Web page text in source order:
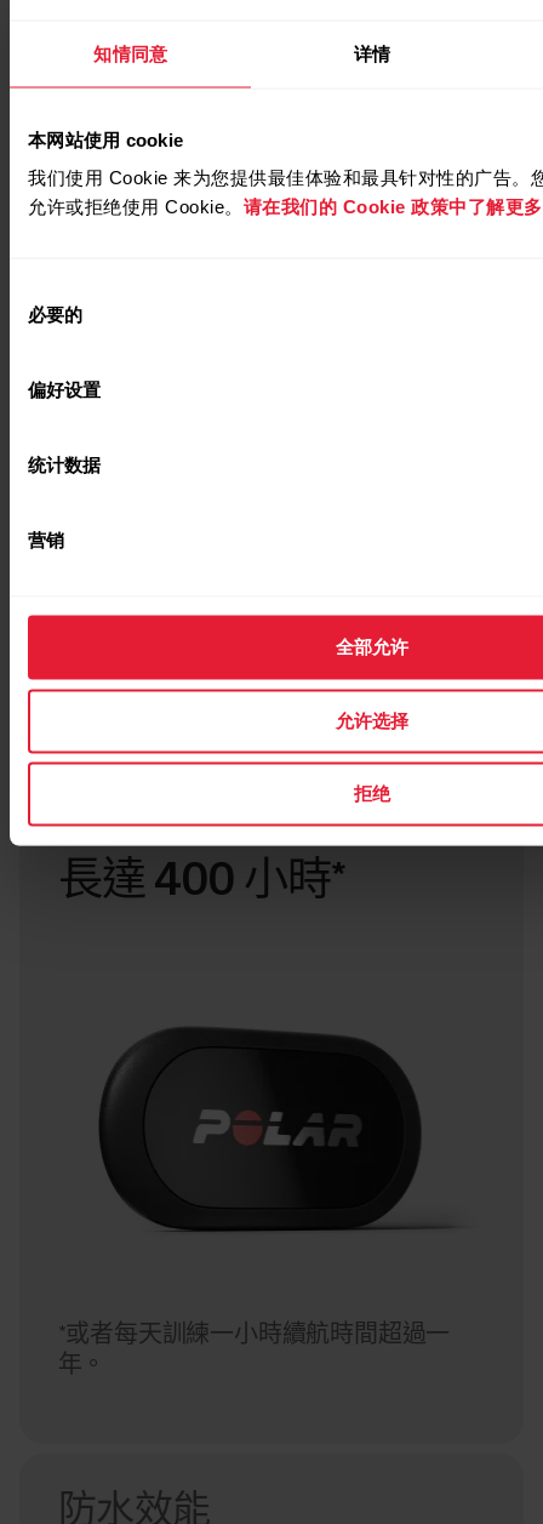
知情同意 详情
本网站使用 cookie
我们使用 Cookie 来为您提供最佳体验和最具针对性的广告。
允许或拒绝使用 Cookie。 请在我们的 Cookie 政策中了解更
必要的
偏好设置
统计数据
营销
全部允许
允许选择
拒绝
電池續航力
長達 400 小時*
*或者每天訓練一小時續航時間超過一
年。
防水效能